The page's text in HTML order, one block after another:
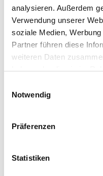
analysieren. Außerdem
Verwendung unserer
soziale Medien,
Partner führen diese
weiteren Daten
haben oder die sie im
Notwendig
Präferenzen
Statistiken
Ausstattungslinie
Verfügbar ab
Fahrzeugkategorie
Ausstattung
Exterieur